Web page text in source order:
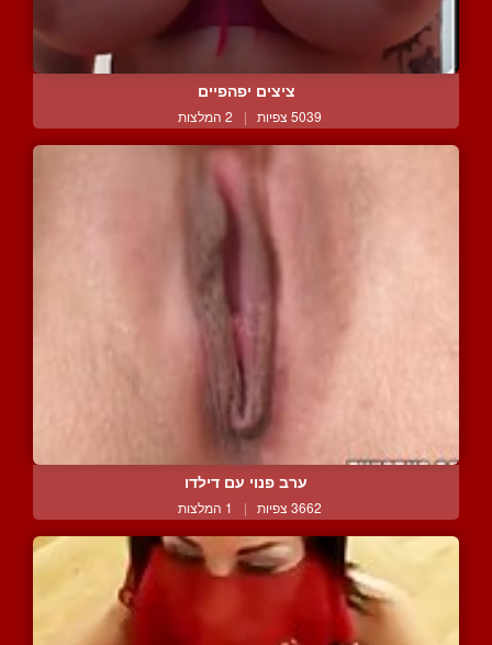
ציצים יפהפיים
5039 צפיות | 2 המלצות
ערב פנוי עם דילדו
3662 צפיות | 1 המלצות